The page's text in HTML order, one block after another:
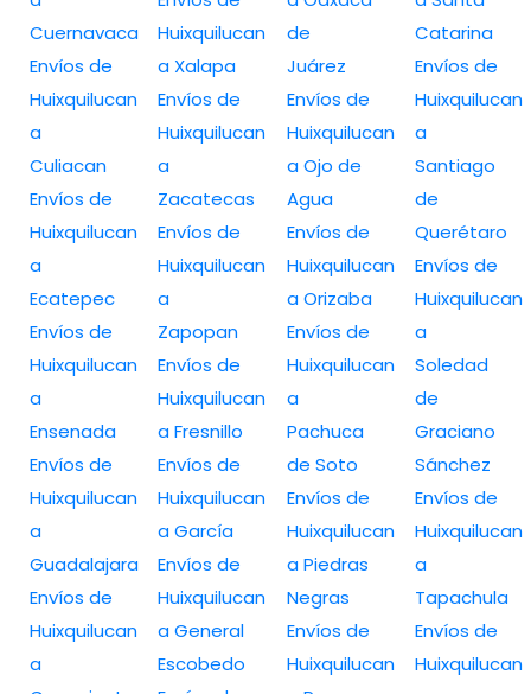
Cuernavaca
Envíos de
Huixquilucan
a
Culiacan
Envíos de
Huixquilucan
a
Ecatepec
Envíos de
Huixquilucan
a
Ensenada
Envíos de
Huixquilucan
a
Guadalajara
Envíos de
Huixquilucan
a
Huixquilucan
a Xalapa
Envíos de
Huixquilucan
a
Zacatecas
Envíos de
Huixquilucan
a
Zapopan
Envíos de
Huixquilucan
a Fresnillo
Envíos de
Huixquilucan
a García
Envíos de
Huixquilucan
a General
Escobedo
de
Juárez
Envíos de
Huixquilucan
a Ojo de
Agua
Envíos de
Huixquilucan
a Orizaba
Envíos de
Huixquilucan
a
Pachuca
de Soto
Envíos de
Huixquilucan
a Piedras
Negras
Envíos de
Huixquilucan
Catarina
Envíos de
Huixquilucan
a
Santiago
de
Querétaro
Envíos de
Huixquilucan
a
Soledad
de
Graciano
Sánchez
Envíos de
Huixquilucan
a
Tapachula
Envíos de
Huixquilucan